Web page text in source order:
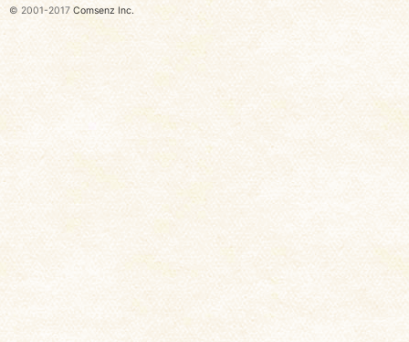
© 2001-2017 Comsenz Inc.